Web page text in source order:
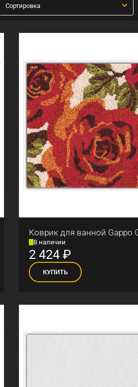
Сортировка
Коврик для ванной Gappo
В наличии
2 424₽
КУПИТЬ